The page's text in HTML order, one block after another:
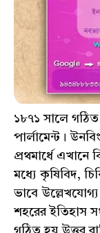
১৮৭১ সালে গঠিত
পার্লামেন্ট।
প্রথমার্ধে এখানে
মধ্যে কৃষিবিদ,
ভাবে
শহরের ইতিহাস